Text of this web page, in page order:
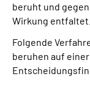
beruht und
Wirkung entfaltet.
Folgende
beruhen auf